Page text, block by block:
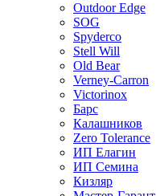
Outdoor Edge
SOG
Spyderco
Stell Will
Old Bear
Verney-Carron
Victorinox
Барс
Калашников
Zero Tolerance
ИП Елагин
ИП Семина
Кизляр